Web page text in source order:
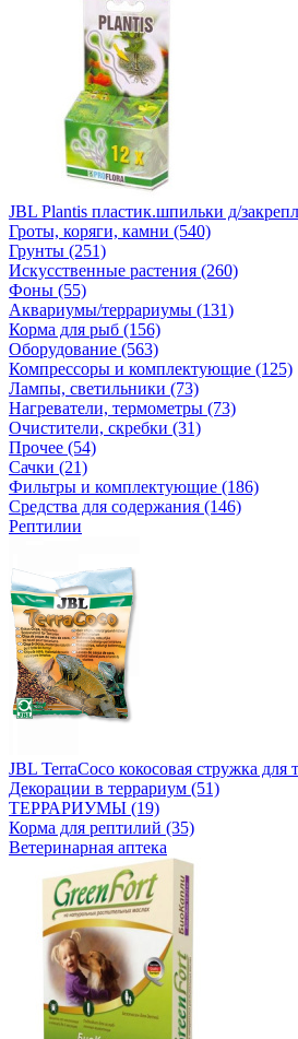
JBL Plantis пластик.шпильки д/
Гроты, коряги, камни (540)
Грунты (251)
Искусственные растения (260)
Фоны (55)
Аквариумы/террариумы (131)
Корма для рыб (156)
Оборудование (563)
Компрессоры и комплектующие (125)
Лампы, светильники (73)
Нагреватели, термометры (73)
Очистители, скребки (31)
Прочее (54)
Сачки (21)
Фильтры и комплектующие (186)
Средства для содержания (146)
Рептилии
JBL TerraCoco кокосовая стружка для
Декорации в террариум (51)
ТЕРРАРИУМЫ (19)
Корма для рептилий (35)
Ветеринарная аптека